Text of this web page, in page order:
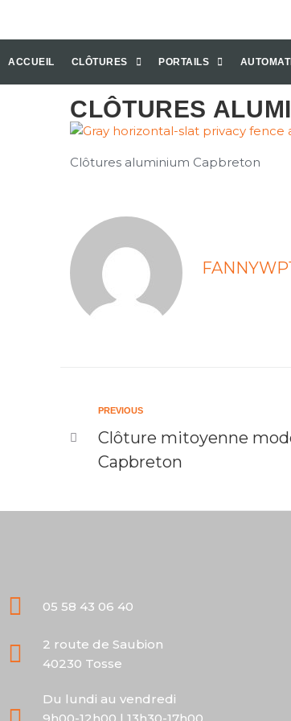
ACCUEIL CLÔTURES PORTAILS
CLÔTURES
Clôtures aluminium Capbreton
PREVIOUS
Clôture mitoyenne
Capbreton
05 58 43 06 40
2 route de Saubion
40230 Tosse
Du lundi au vendredi